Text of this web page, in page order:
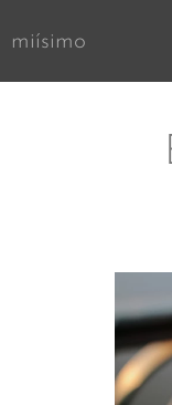
miísimo